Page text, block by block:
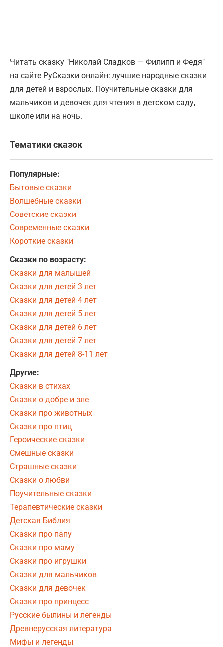
Читать сказку "Николай Сладков — Филипп и Федя"
на сайте РуСказки онлайн: лучшие народные сказки
для детей и взрослых. Поучительные сказки для
мальчиков и девочек для чтения в детском саду,
школе или на ночь.
Тематики сказок
Популярные:
Бытовые сказки
Волшебные сказки
Советские сказки
Современные сказки
Короткие сказки
Сказки по возрасту:
Сказки для малышей
Сказки для детей 3 лет
Сказки для детей 4 лет
Сказки для детей 5 лет
Сказки для детей 6 лет
Сказки для детей 7 лет
Сказки для детей 8-11 лет
Другие:
Сказки в стихах
Сказки о добре и зле
Сказки про животных
Сказки про птиц
Героические сказки
Смешные сказки
Страшные сказки
Сказки о любви
Поучительные сказки
Терапевтические сказки
Детская Библия
Сказки про папу
Сказки про маму
Сказки про игрушки
Сказки для мальчиков
Сказки для девочек
Сказки про принцесс
Русские былины и легенды
Древнерусская литература
Мифы и легенды